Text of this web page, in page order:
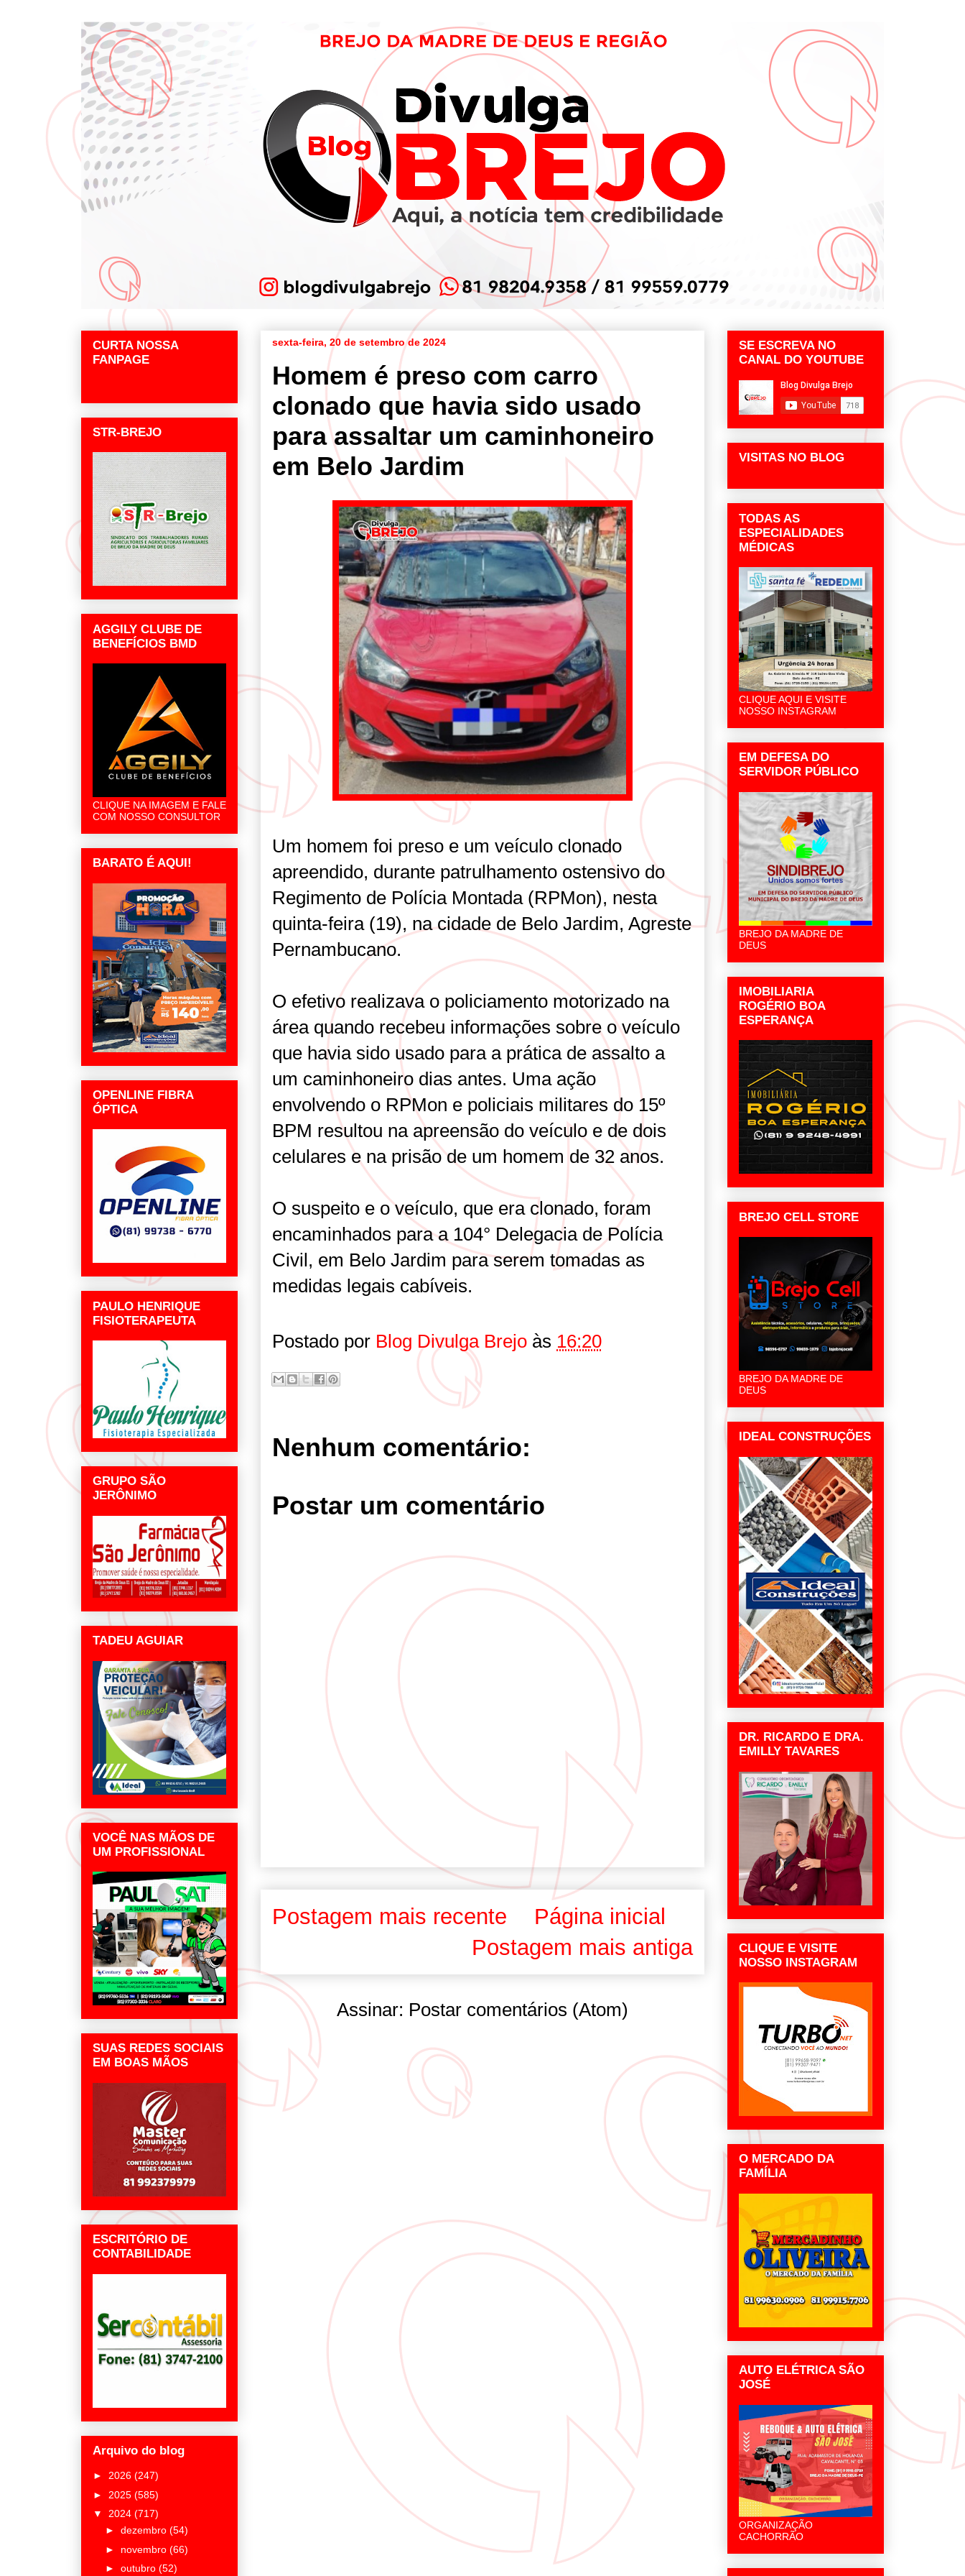
sexta-feira, 20 de setembro de 2024
Homem é preso com carro
clonado que havia sido usado
para assaltar um caminhoneiro
em Belo Jardim
Um homem foi preso e um veículo clonado
apreendido, durante patrulhamento ostensivo do
Regimento de Polícia Montada (RPMon), nesta
quinta-feira (19), na cidade de Belo Jardim, Agreste
Pernambucano.
O efetivo realizava o policiamento motorizado na
área quando recebeu informações sobre o veículo
que havia sido usado para a prática de assalto a
um caminhoneiro dias antes. Uma ação
envolvendo o RPMon e policiais militares do 15º
BPM resultou na apreensão do veículo e de dois
celulares e na prisão de um homem de 32 anos.
O suspeito e o veículo, que era clonado, foram
encaminhados para a 104° Delegacia de Polícia
Civil, em Belo Jardim para serem tomadas as
medidas legais cabíveis.
Postado por Blog Divulga Brejo às 16:20
Nenhum comentário:
Postar um comentário
Postagem mais recente
Postagem mais antiga
Página inicial
Assinar: Postar comentários (Atom)
CURTA NOSSA
FANPAGE
STR-BREJO
AGGILY CLUBE DE
BENEFÍCIOS BMD
CLIQUE NA IMAGEM E FALE
COM NOSSO CONSULTOR
BARATO É AQUI!
OPENLINE FIBRA
ÓPTICA
PAULO HENRIQUE
FISIOTERAPEUTA
GRUPO SÃO
JERÔNIMO
TADEU AGUIAR
VOCÊ NAS MÃOS DE
UM PROFISSIONAL
SUAS REDES SOCIAIS
EM BOAS MÃOS
ESCRITÓRIO DE
CONTABILIDADE
Arquivo do blog
► 2026 (247)
► 2025 (585)
▼ 2024 (717)
► dezembro (54)
► novembro (66)
► outubro (52)
SE ESCREVA NO
CANAL DO YOUTUBE
VISITAS NO BLOG
TODAS AS
ESPECIALIDADES
MÉDICAS
CLIQUE AQUI E VISITE
NOSSO INSTAGRAM
EM DEFESA DO
SERVIDOR PÚBLICO
BREJO DA MADRE DE
DEUS
IMOBILIARIA
ROGÉRIO BOA
ESPERANÇA
BREJO CELL STORE
BREJO DA MADRE DE
DEUS
IDEAL CONSTRUÇÕES
DR. RICARDO E DRA.
EMILLY TAVARES
CLIQUE E VISITE
NOSSO INSTAGRAM
O MERCADO DA
FAMÍLIA
AUTO ELÉTRICA SÃO
JOSÉ
ORGANIZAÇÃO
CACHORRÃO